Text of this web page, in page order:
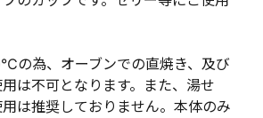
の為、オーブンでの直焼き、及び
は不可となります。また、湯せ
は推奨しておりません。本体のみ